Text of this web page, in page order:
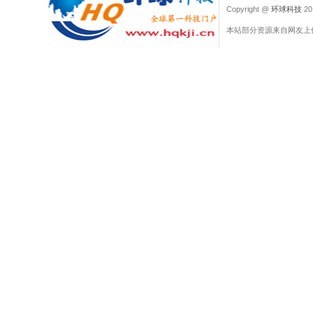
Copyright @ 环球科技
本站部分资源来自网友